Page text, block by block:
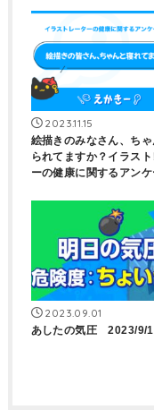
2023.11.15
絵描きのみなさん、ち
られてますか？イラス
ーの健康に関するアンケ
2023.09.01
あしたの気圧 2023/9/1